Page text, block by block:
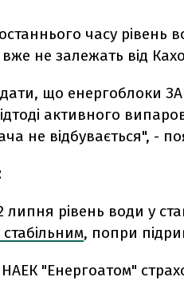
часу рівень
не залежать від
що енергоблоки
активного
не відбувається", -
липня рівень води у
, попри
"Енергоатом"